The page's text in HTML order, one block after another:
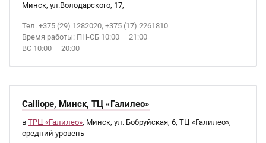
Минск, ул.Володарского, 17,
Тел. +375 (29) 1282020, +375 (17) 2261810
Время работы: ПН-СБ 10:00 — 21:00
ВС 10:00 — 20:00
Calliope, Минск, ТЦ «Галилео»
в ТРЦ «Галилео», Минск, ул. Бобруйская, 6, ТЦ «Галилео»,
средний уровень